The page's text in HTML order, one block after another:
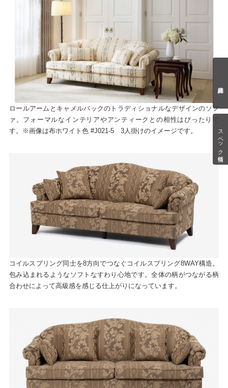
スペック情報
ロールアームとキャメルバックのトラディショナルなデザインのソフ
ァ。フォーマルなインテリアやアンティークとの相性はぴったりで
す。※画像は布ホワイト色 #J021-5 3人掛けのイメージです。
コイルスプリング同士を8方向でつなぐコイルスプリング8WAY構造。
包み込まれるようなソフトなすわり心地です。全体の柄がつながる柄
合わせによって高級感を感じる仕上がりになっています。